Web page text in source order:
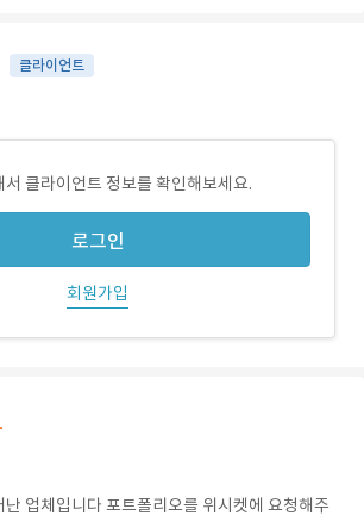
클라이언트
서 클라이언트 정보를 확인해보세요.
로그인
회원가입
업체입니다 포트폴리오를 위시켓에 요청해주